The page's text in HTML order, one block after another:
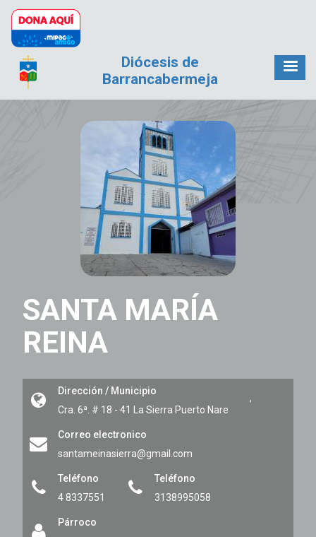
Pasar al contenido principal
Diócesis de
Barrancabermeja
SANTA MARÍA
REINA
Dirección / Municipio
Cra. 6ª. # 18 - 41 La Sierra Puerto Nare
Correo electronico
santameinasierra@gmail.com
Teléfono
4 8337551
,
Teléfono
3138995058
Párroco